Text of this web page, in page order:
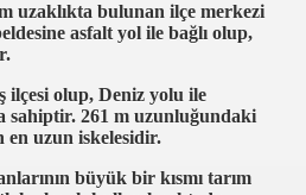
uzaklıkta bulunan ilçe merkezi
asfalt yol ile bağlı olup,
ilçesi olup, Deniz yolu ile
sahiptir. 261 m uzunluğundaki
en uzun iskelesidir.
büyük bir kısmı tarım